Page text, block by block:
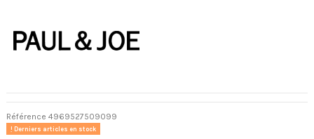
Référence 4969527509099
Derniers articles en stock